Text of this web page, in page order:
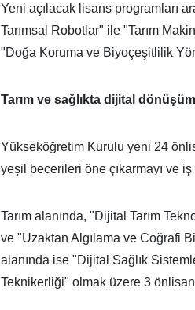
Yeni açılacak lisans programları
Tarımsal Robotlar" ile "Tarım
"Doğa Koruma ve Biyoçeşitlilik
Tarım ve sağlıkta dijital
Yükseköğretim Kurulu yeni 24
yeşil becerileri öne çıkarmayı ve
Tarım alanında, "Dijital Tarım
ve "Uzaktan Algılama ve Coğrafi
alanında ise "Dijital Sağlık
Teknikerliği" olmak üzere 3